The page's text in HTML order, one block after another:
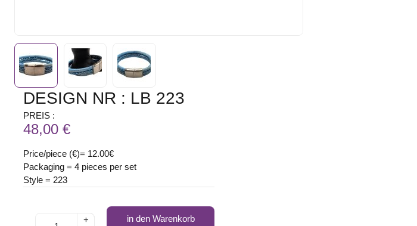
DESIGN NR : LB 223
PREIS :
48,00 €
Price/piece (€)= 12.00€
Packaging = 4 pieces per set
Style = 223
+
in den Warenkorb